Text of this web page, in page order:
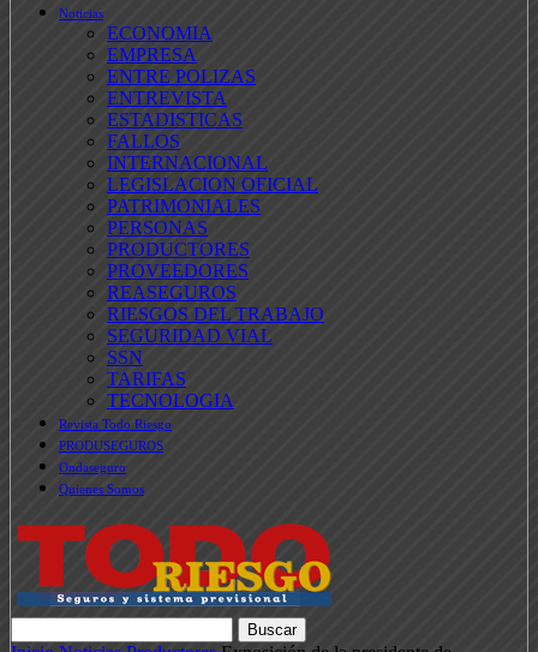
Noticias
ECONOMIA
EMPRESA
ENTRE POLIZAS
ENTREVISTA
ESTADISTICAS
FALLOS
INTERNACIONAL
LEGISLACION OFICIAL
PATRIMONIALES
PERSONAS
PRODUCTORES
PROVEEDORES
REASEGUROS
RIESGOS DEL TRABAJO
SEGURIDAD VIAL
SSN
TARIFAS
TECNOLOGIA
Revista Todo Riesgo
PRODUSEGUROS
Ondaseguro
Quienes Somos